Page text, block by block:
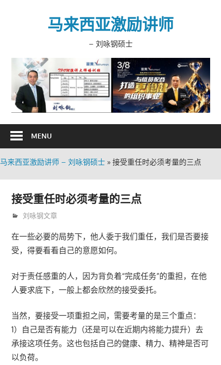
马来西亚激励讲师
– 刘咏钢硕士
MENU
马来西亚激励讲师 – 刘咏钢硕士 » 接受重任时必须考量的三点
接受重任时必须考量的三点
9月 29, 2018
trainer
刘咏钢文章
在一些必要的局势下，他人委于我们重任，我们是否要接
受，得要看看自己的意愿如何。
对于责任感重的人，因为背负着“完成任务”的重担，在他
人要求底下，一般上都会欣然的接受委托。
当然，要接受一项重担之间，需要考量的是三个重点：
1）自己是否有能力（还是可以在近期内将能力提升）去
承接这项任务。这也包括自己的健康、精力、精神是否可
以负荷。